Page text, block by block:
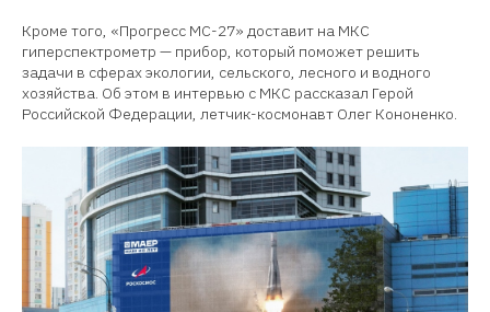
Кроме того, «Прогресс МС-27» доставит на МКС
гиперспектрометр — прибор, который поможет решить
задачи в сферах экологии, сельского, лесного и водного
хозяйства. Об этом в интервью с МКС рассказал Герой
Российской Федерации, летчик-космонавт Олег Кононенко.